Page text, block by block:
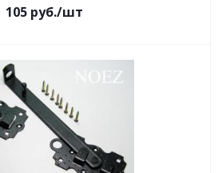
105руб./шт